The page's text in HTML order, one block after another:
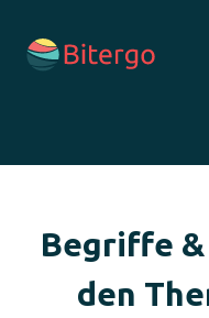
Begriffe
den